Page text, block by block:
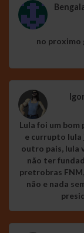
no proximo
Lula foi um bom
e currupto lula
outro pais, lula
não ter
pretrobras
não e nada